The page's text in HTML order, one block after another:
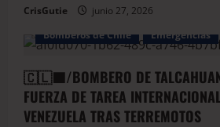
CrisGutie
junio 27, 2026
Bomberos de Chile
Emergencias
🇨🇱🟦/BOMBERO DE
FUERZA DE TAREA
VENEZUELA TRAS TERREMOTOS